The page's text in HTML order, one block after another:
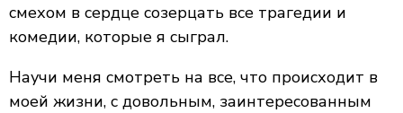
смехом в сердце созерцать все трагедии и
комедии, которые я сыграл.
Научи меня смотреть на все, что происходит в
моей жизни, с довольным, заинтересованным